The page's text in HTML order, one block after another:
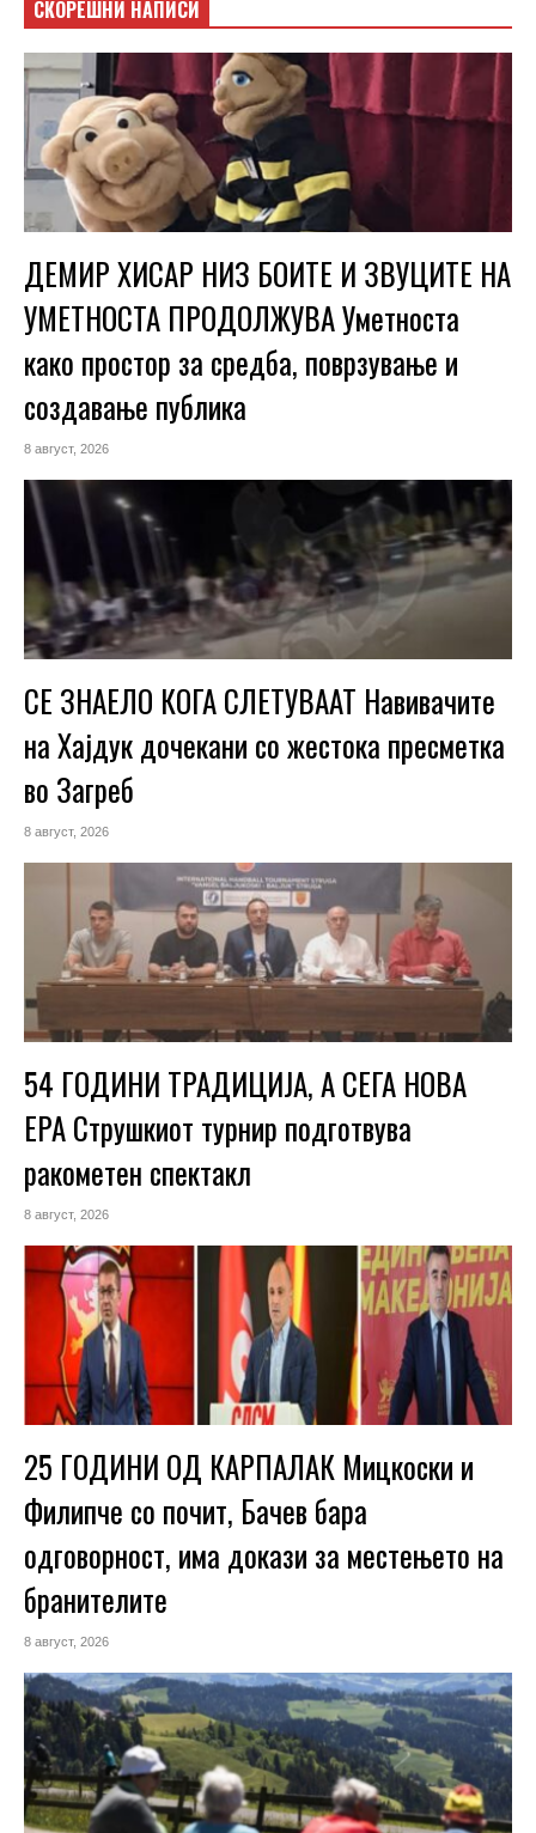
СКОРЕШНИ НАПИСИ
ДЕМИР ХИСАР НИЗ БОИТЕ И ЗВУЦИТЕ НА
УМЕТНОСТА ПРОДОЛЖУВА Уметноста
како простор за средба, поврзување и
создавање публика
8 август, 2026
СЕ ЗНАЕЛО КОГА СЛЕТУВААТ Навивачите
на Хајдук дочекани со жестока пресметка
во Загреб
8 август, 2026
54 ГОДИНИ ТРАДИЦИЈА, А СЕГА НОВА
ЕРА Струшкиот турнир подготвува
ракометен спектакл
8 август, 2026
25 ГОДИНИ ОД КАРПАЛАК Мицкоски и
Филипче со почит, Бачев бара
одговорност, има докази за местењето на
бранителите
8 август, 2026